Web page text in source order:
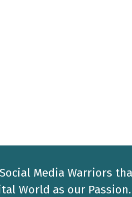
Social Media Warriors
World as our Passion.